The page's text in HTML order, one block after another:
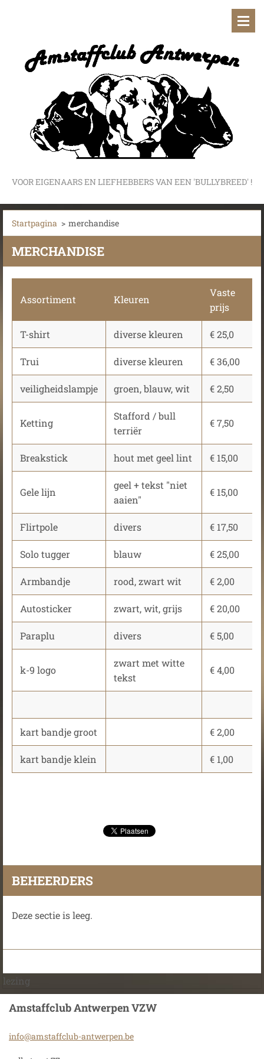
VOOR EIGENAARS EN LIEFHEBBERS VAN EEN 'BULLYBREED' !
Startpagina > merchandise
MERCHANDISE
Assortiment Kleuren
Vaste
prijs
T-shirt diverse kleuren € 25,0
Trui diverse kleuren € 36,00
veiligheidslampje groen, blauw, wit € 2,50
Ketting
Stafford / bull
terriër
€ 7,50
Breakstick hout met geel lint € 15,00
Gele lijn
geel + tekst "niet
aaien"
€ 15,00
Flirtpole divers € 17,50
Solo tugger blauw € 25,00
Armbandje rood, zwart wit € 2,00
Autosticker zwart, wit, grijs € 20,00
Paraplu divers € 5,00
k-9 logo
zwart met witte
tekst
€ 4,00
kart bandje groot € 2,00
kart bandje klein € 1,00
BEHEERDERS
Deze sectie is leeg.
lezing
Amstaffclub Antwerpen VZW
info@amstaffclub-antwerpen.be